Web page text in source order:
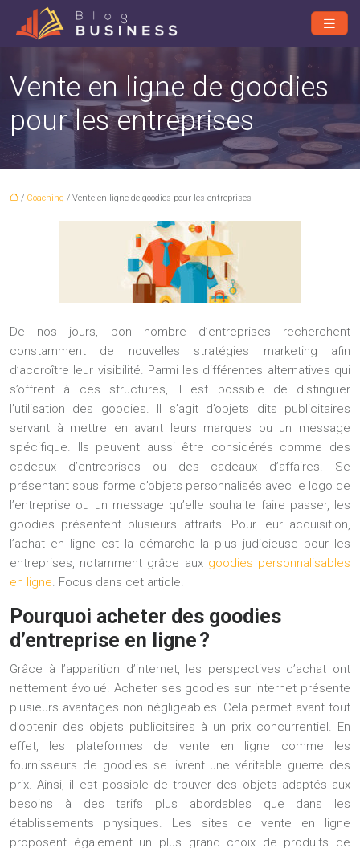
Vente en ligne de goodies
pour les entreprises
/ Coaching / Vente en ligne de goodies pour les entreprises
De nos jours, bon nombre d’entreprises recherchent
constamment de nouvelles stratégies marketing afin
d’accroître leur visibilité. Parmi les différentes alternatives qui
s’offrent à ces structures, il est possible de distinguer
l’utilisation des goodies. Il s’agit d’objets dits publicitaires
servant à mettre en avant leurs marques ou un message
spécifique. Ils peuvent aussi être considérés comme des
cadeaux d’entreprises ou des cadeaux d’affaires. Se
présentant sous forme d’objets personnalisés avec le logo de
l’entreprise ou un message qu’elle souhaite faire passer, les
goodies présentent plusieurs attraits. Pour leur acquisition,
l’achat en ligne est la démarche la plus judicieuse pour les
entreprises, notamment grâce aux goodies personnalisables
en ligne. Focus dans cet article.
Pourquoi acheter des goodies
d’entreprise en ligne ?
Grâce à l’apparition d’internet, les perspectives d’achat ont
nettement évolué. Acheter ses goodies sur internet présente
plusieurs avantages non négligeables. Cela permet avant tout
d’obtenir des objets publicitaires à un prix concurrentiel. En
effet, les plateformes de vente en ligne comme les
fournisseurs de goodies se livrent une véritable guerre des
prix. Ainsi, il est possible de trouver des objets adaptés aux
besoins à des tarifs plus abordables que dans les
établissements physiques. Les sites de vente en ligne
proposent également un plus grand choix de produits de